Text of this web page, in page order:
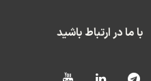
با ما در ارتباط باشید